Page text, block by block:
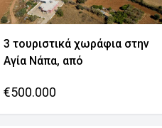
3 τουριστικά χωράφια στην
Αγία Νάπα, από
€500.000